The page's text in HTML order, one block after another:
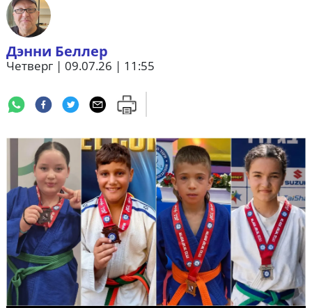
Дэнни Беллер
Четверг | 09.07.26 | 11:55